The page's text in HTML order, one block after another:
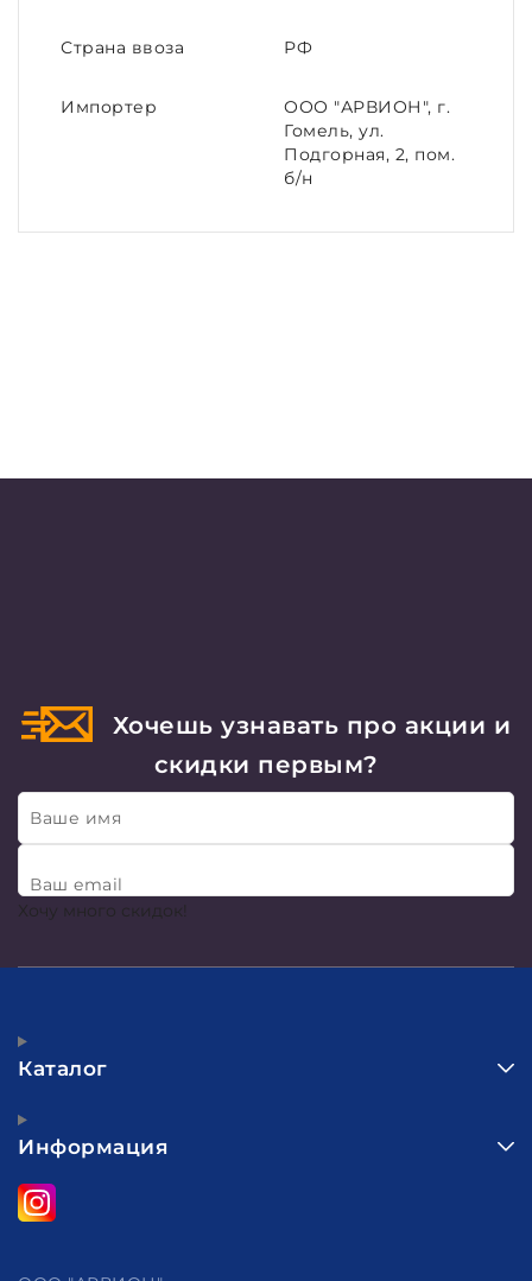
Страна ввоза РФ
Импортер
ООО "АРВИОН", г.
Гомель, ул.
Подгорная, 2, пом.
б/н
Хочешь узнавать про акции и
скидки первым?
Ваше имя
Ваш email
Хочу много скидок!
Каталог
Информация